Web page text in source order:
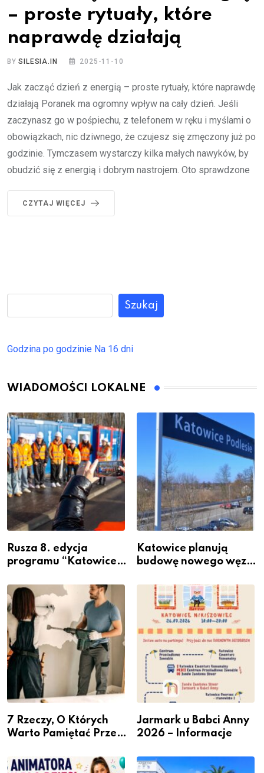
– proste rytuały, które
naprawdę działają
BYSILESIA.IN 2025-11-10
Jak zacząć dzień z energią – proste rytuały, które naprawdę
działają Poranek ma ogromny wpływ na cały dzień. Jeśli
zaczynasz go w pośpiechu, z telefonem w ręku i myślami o
obowiązkach, nic dziwnego, że czujesz się zmęczony już po
godzinie. Tymczasem wystarczy kilka małych nawyków, by
obudzić się z energią i dobrym nastrojem. Oto sprawdzone
CZYTAJ WIĘCEJ
Szukaj
Godzina po godzinie Na 16 dni
WIADOMOŚCI LOKALNE
Rusza 8. edycja
programu “Katowice
– nabór dla
przedsiębiorców
Katowice planują
budowę nowego węzła
Podlesiu
7 Rzeczy, O Których
Warto Pamiętać Przed
Jarmark u Babci Anny
2026 – Informacje